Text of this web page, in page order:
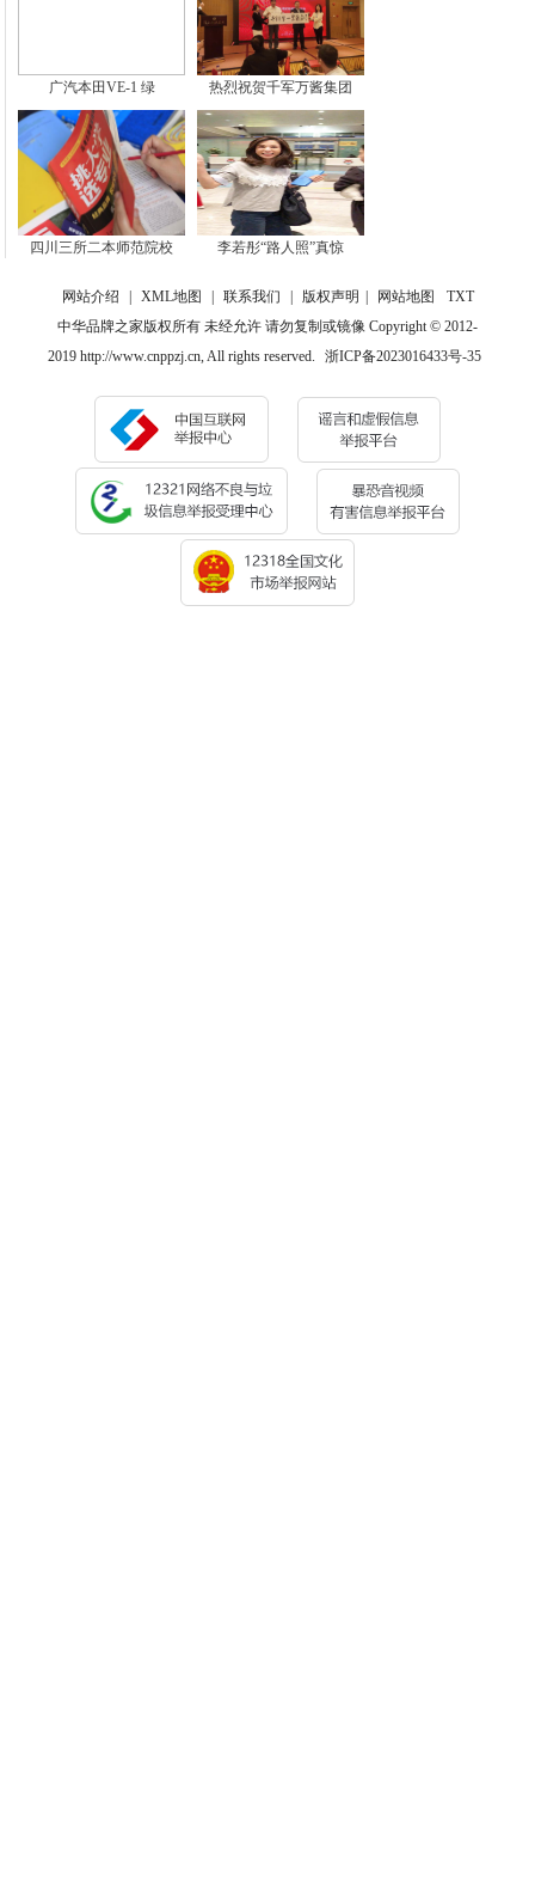
广汽本田VE-1 绿 热烈祝贺千军万酱集团
四川三所二本师范院校 李若彤“路人照”真惊
网站介绍 XML地图 联系我们 版权声明 网站地图
TXT
中华品牌之家版权所有 未经允许 请勿复制或镜像 Copyright © 2012-
2019 http://www.cnppzj.cn, All rights reserved.
浙ICP备2023016433号-35